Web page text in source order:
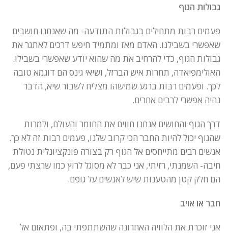
גבולות הגוף
פעמים רבות מתחילים בגבולות התודעה- מה שאנחנו חושבים
שאפשרי בשבילנו. האדם מאז ומתמיד חיפש דרכים לאתגר את
גבולות הגוף, כדי להרחיב את מה שהוא יודע שאפשרי בשבילו.
האולימפיאדה, תחרות איש הברזל, ושיאי גינס הם דוגמא טובה
לכך. ופעמים רבות ברגע שמישהו מצליח לשבור שיא, הדבר
נהיה אפשרי לרבים אחרים.
דרך הגוף והחושים אנחנו חווים את החומר והעולם, ולמרות
שהגוף יכול להיות החבר הכי קרוב שלנו, פעמים רבות זה לא כך.
אנשים רבים מתייחסים אל הגוף רק בצורה פונקציונלית נטולת
חיבה- השמנתי, רזיתי, אני כבר לא מסוגל לרוץ כמו שרצתי פעם,
הם חלק קטן מהטענות שיש לאנשים על גופם.
חבר או אויב
אני זוכרת את הלוויה האחרונה שהשתתפתי בה, ופתאום אל